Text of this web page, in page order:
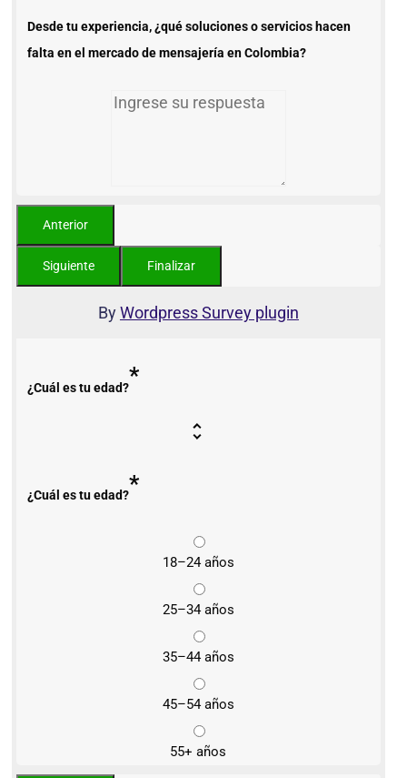
Desde tu experiencia, ¿qué soluciones o servicios hacen
falta en el mercado de mensajería en Colombia?
ByWordpress Survey plugin
¿Cuál es tu edad?*
¿Cuál es tu edad?*
18–24 años
25–34 años
35–44 años
45–54 años
55+ años